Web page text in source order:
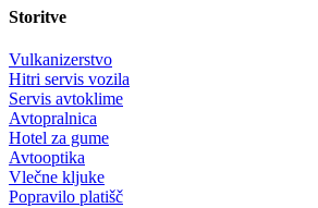
Storitve
Vulkanizerstvo
Hitri servis vozila
Servis avtoklime
Avtopralnica
Hotel za gume
Avtooptika
Vlečne kljuke
Popravilo platišč